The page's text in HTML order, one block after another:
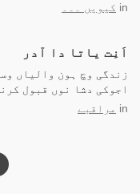
in کیویں ۔۔۔
اَنِت یاتا دا آدر
زندگی وچ ہون والیاں
اجوکی دشا نوں قبول
in مراقبے